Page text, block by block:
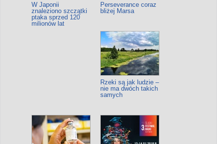
W Japonii
znaleziono szczątki
ptaka sprzed 120
milionów lat
Perseverance coraz
bliżej Marsa
Rzeki są jak ludzie –
nie ma dwóch takich
samych